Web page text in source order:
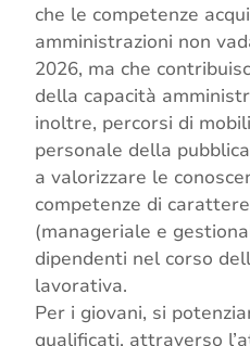
che le competenze
amministrazioni non
2026, ma che
della capacità
inoltre, percorsi di
personale della
a valorizzare le
competenze di
(manageriale e
dipendenti nel corso
lavorativa.
Per i giovani, si
qualificati, attraverso